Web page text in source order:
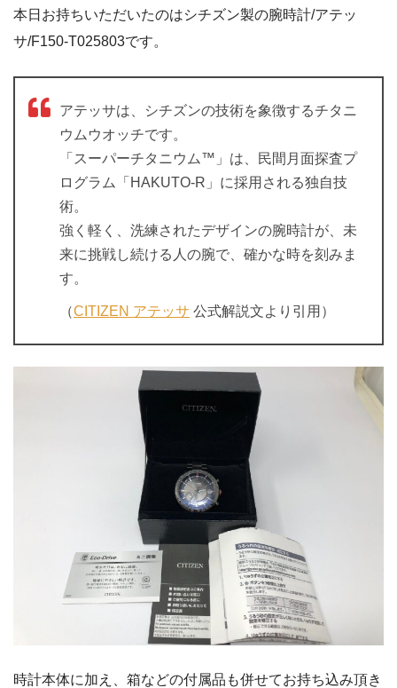
本日お持ちいただいたのはシチズン製の腕時計/アテッ
サ/F150-T025803です。
アテッサは、シチズンの技術を象徴するチタニ
ウムウオッチです。
「スーパーチタニウム™」は、民間月面探査プ
ログラム「HAKUTO-R」に採用される独自技
術。
強く軽く、洗練されたデザインの腕時計が、未
来に挑戦し続ける人の腕で、確かな時を刻みま
す。
（CITIZEN アテッサ 公式解説文より引用）
時計本体に加え、箱などの付属品も併せてお持ち込み頂き